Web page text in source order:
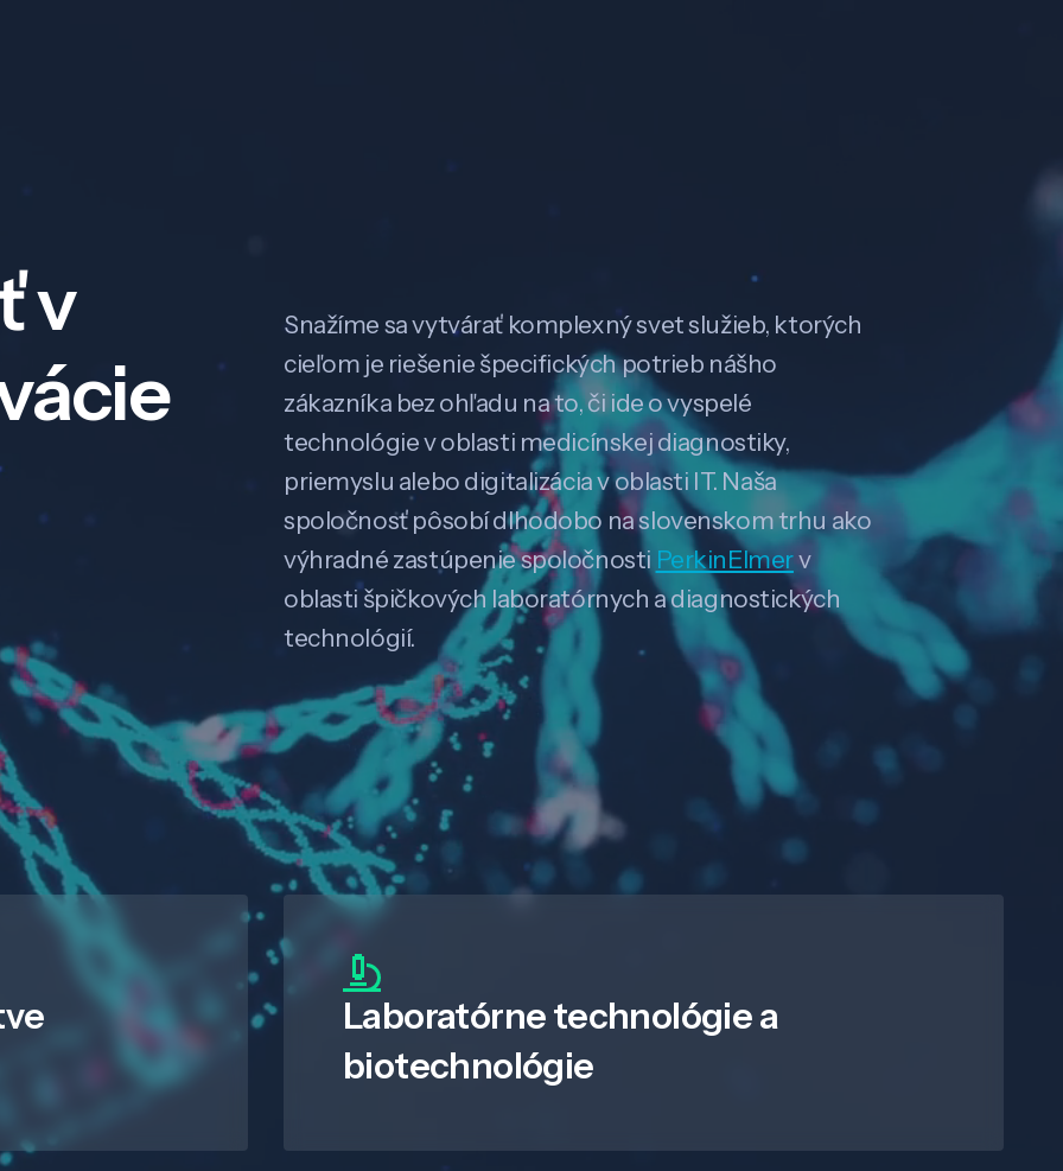
v
Snažíme sa vytvárať komplexný svet služieb, ktorých
cieľom je riešenie špecifických potrieb nášho
zákazníka bez ohľadu na to, či ide o vyspelé
technológie v oblasti medicínskej diagnostiky,
priemyslu alebo digitalizácia v oblasti IT. Naša
spoločnosť pôsobí dlhodobo na slovenskom trhu ako
výhradné zastúpenie spoločnosti PerkinElmerv
oblasti špičkových laboratórnych a diagnostických
technológií.
Laboratórne technológie a
biotechnológie